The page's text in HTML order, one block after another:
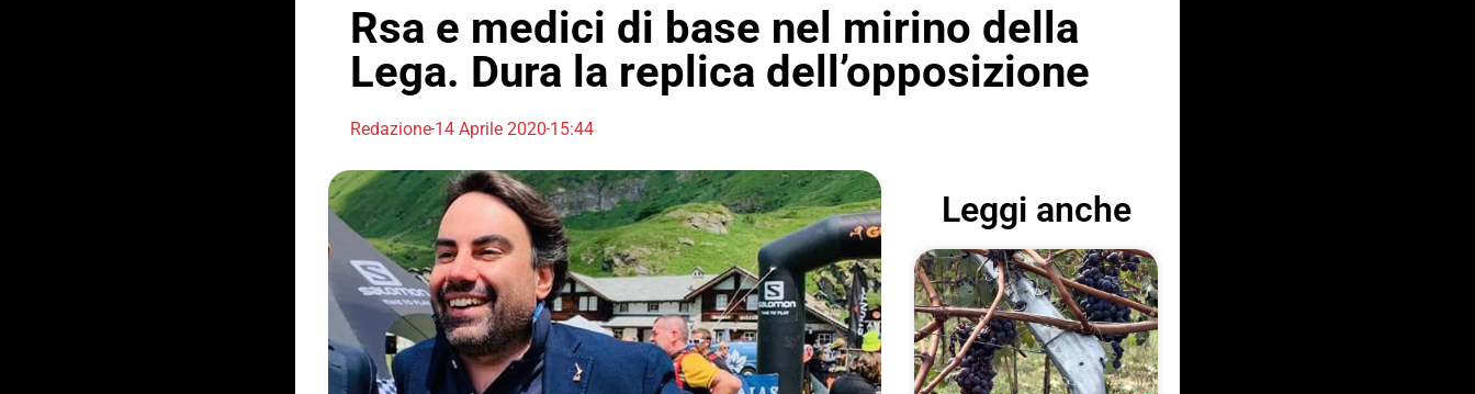
Rsa e medici di base nel mirino della
Lega. Dura la replica dell’opposizione
Redazione14 Aprile 202015:44
Leggi anche